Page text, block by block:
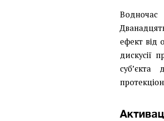
ефект від
дискусії